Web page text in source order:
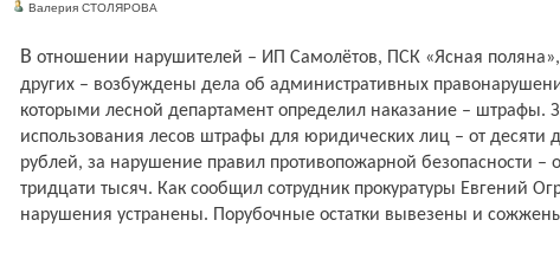
Валерия СТОЛЯРОВА
В отношении нарушителей – ИП Самолётов, ПСК «Ясная поляна», ООО «Заволжье» и
других – возбуждены дела об административных
которыми лесной департамент определил наказание – штрафы.
использования лесов штрафы для юридических лиц – от десяти
рублей, за нарушение правил противопожарной безопасности –
тридцати тысяч. Как сообщил сотрудник прокуратуры Евгений
нарушения устранены. Порубочные остатки вывезены и